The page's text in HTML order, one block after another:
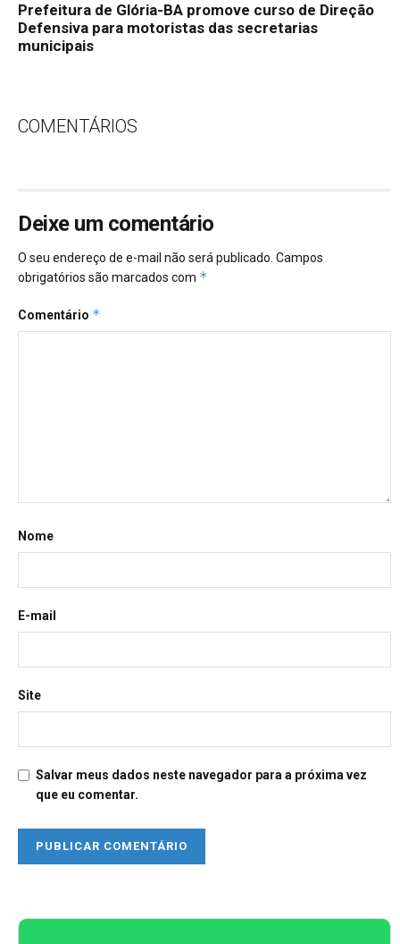
Prefeitura de Glória-BA promove curso de Direção
Defensiva para motoristas das secretarias
municipais
COMENTÁRIOS
Deixe um comentário
O seu endereço de e-mail não será publicado. Campos
obrigatórios são marcados com *
Comentário *
Nome
E-mail
Site
Salvar meus dados neste navegador para a próxima vez
que eu comentar.